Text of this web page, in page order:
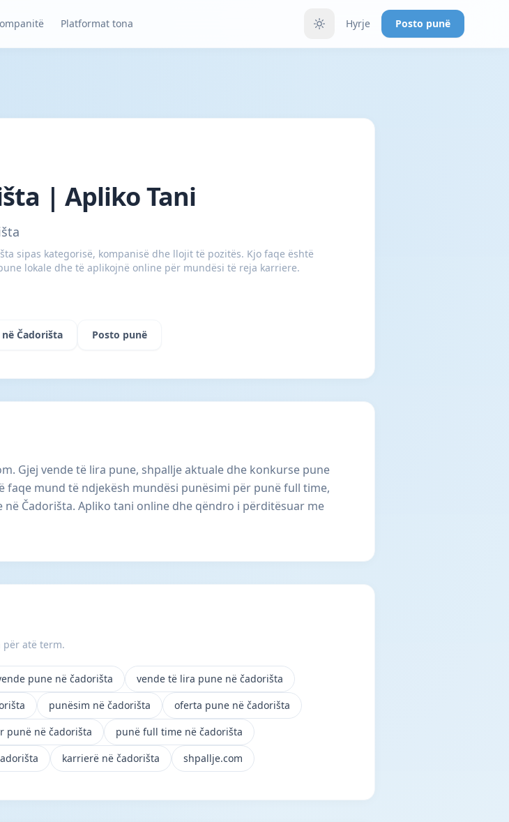
Platformat tona Hyrje Posto punë
| Apliko Tani
sipas kategorisë, kompanisë dhe llojit të pozitës. Kjo faqe është
lokale dhe të aplikojnë online për mundësi të reja karriere.
në Čadorišta Posto punë
Gjej vende të lira pune, shpallje aktuale dhe konkurse pune
mund të ndjekësh mundësi punësimi për punë full time,
Čadorišta. Apliko tani online dhe qëndro i përditësuar me
atë term.
pune në čadorišta
vende të lira pune në čadorišta
punësim në čadorišta
oferta pune në čadorišta
punë në čadorišta
punë full time në čadorišta
karrierë në čadorišta shpallje.com